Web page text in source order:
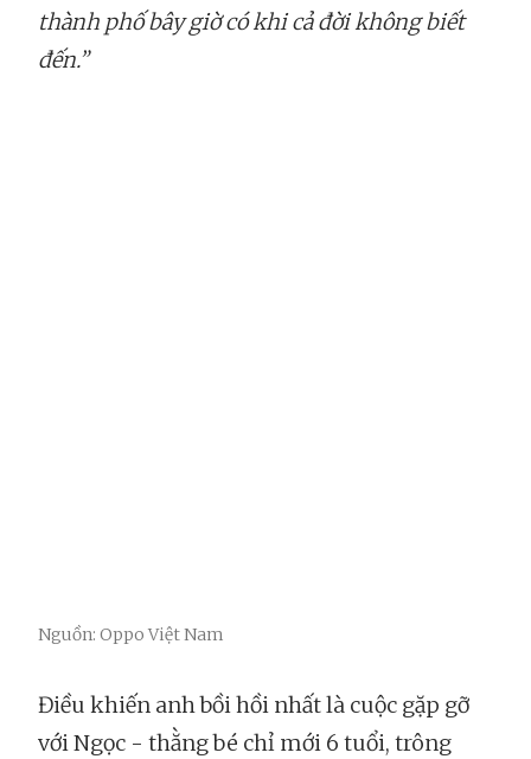
thành phố bây giờ có khi cả đời không biết
đến.”
Nguồn: Oppo Việt Nam
Điều khiến anh bồi hồi nhất là cuộc gặp gỡ
với Ngọc - thằng bé chỉ mới 6 tuổi, trông